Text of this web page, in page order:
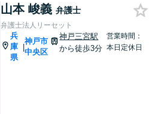
山本 峻義 弁護士
弁護士法人リーセット
兵
庫
県
|
神戸市
中央区
神戸三宮駅
から徒歩3分
営業時間：
本日定休日